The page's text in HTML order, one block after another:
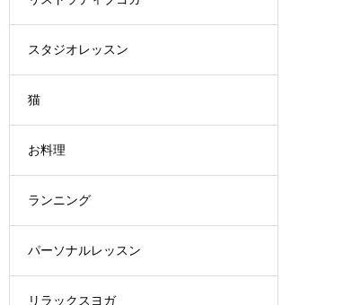
スタジオレッスン
猫
お料理
ランニング
パーソナルレッスン
リラックスヨガ